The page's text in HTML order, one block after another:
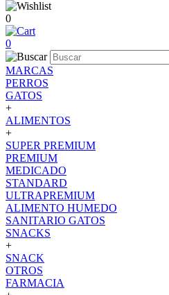
0
0
MARCAS
PERROS
GATOS
+
ALIMENTOS
+
SUPER PREMIUM
PREMIUM
MEDICADO
STANDARD
ULTRAPREMIUM
ALIMENTO HUMEDO
SANITARIO GATOS
SNACKS
+
SNACK
OTROS
FARMACIA